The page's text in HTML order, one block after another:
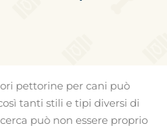
pettorine per cani può
tanti stili e tipi diversi di
può non essere proprio